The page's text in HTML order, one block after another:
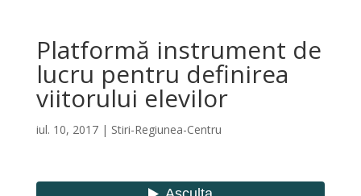
Platformă instrument de
lucru pentru definirea
viitorului elevilor
iul. 10, 2017| Stiri-Regiunea-Centru